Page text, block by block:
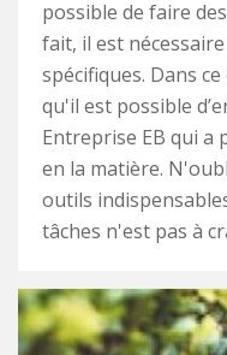
possible de faire
fait, il est
spécifiques. Dans
qu'il est possible
Entreprise EB qui a
en la matière.
outils
tâches n'est pas à